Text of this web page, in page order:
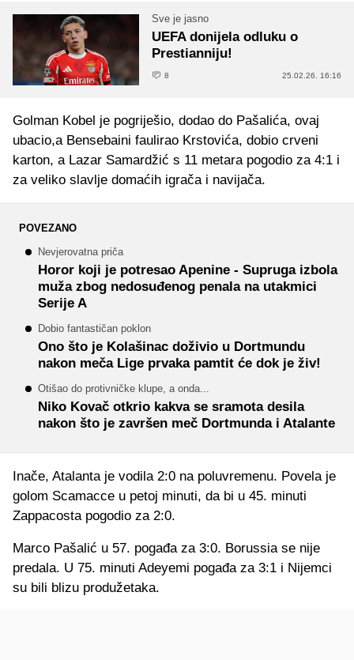
Sve je jasno
UEFA donijela odluku o
Prestianniju!
8 25.02.26. 16:16
Golman Kobel je pogriješio, dodao do Pašalića, ovaj
ubacio,a Bensebaini faulirao Krstovića, dobio crveni
karton, a Lazar Samardžić s 11 metara pogodio za 4:1 i
za veliko slavlje domaćih igrača i navijača.
POVEZANO
Nevjerovatna priča
Horor koji je potresao Apenine - Supruga izbola
muža zbog nedosuđenog penala na utakmici
Serije A
Dobio fantastičan poklon
Ono što je Kolašinac doživio u Dortmundu
nakon meča Lige prvaka pamtit će dok je živ!
Otišao do protivničke klupe, a onda...
Niko Kovač otkrio kakva se sramota desila
nakon što je završen meč Dortmunda i Atalante
Inače, Atalanta je vodila 2:0 na poluvremenu. Povela je
golom Scamacce u petoj minuti, da bi u 45. minuti
Zappacosta pogodio za 2:0.
Marco Pašalić u 57. pogađa za 3:0. Borussia se nije
predala. U 75. minuti Adeyemi pogađa za 3:1 i Nijemci
su bili blizu produžetaka.